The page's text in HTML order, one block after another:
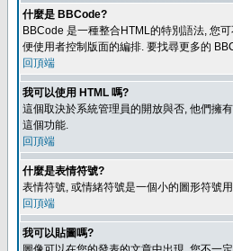
什麼是 BBCode?
BBCode 是一種整合HTML的特別語法, 您
便使用者控制版面的編排. 要找尋更多的
回頂端
我可以使用 HTML 嗎?
這個取決於系統管理員的開放與否, 他們擁
這個功能.
回頂端
什麼是表情符號?
表情符號, 或情緒符號是一個小的圖形符號
回頂端
我可以貼圖嗎?